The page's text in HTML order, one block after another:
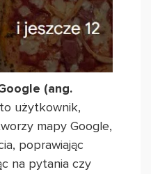
(ang.
to użytkownik,
mapy Google,
poprawiając
na pytania czy